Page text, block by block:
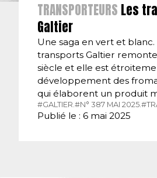
TRANSPORTEURS Les
Galtier
Une saga en vert et blanc.
transports Galtier remonte
siècle et elle est
développement des
qui élaborent un produit
#GALTIER.#N° 387 MAI 2025.
Publié le : 6 mai 2025